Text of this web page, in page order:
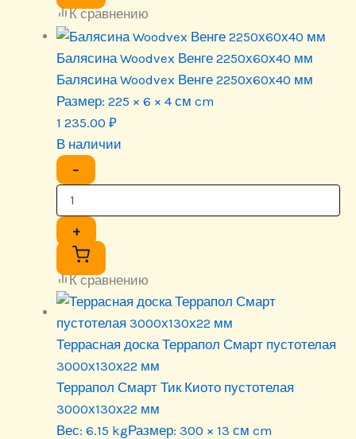
К сравнению
Балясина Woodvex Венге 2250х60х40 мм
Балясина Woodvex Венге 2250х60х40 мм
Размер: 225 × 6 × 4 см cm
1 235.00 ₽
В наличии
−
+
К сравнению
Террасная доска Террапол Смарт пустотелая
3000х130х22 мм
Террапол Смарт Тик Киото пустотелая
3000х130х22 мм
Вес: 6.15 kgРазмер: 300 × 13 см cm